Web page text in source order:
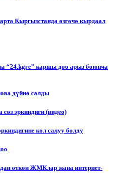
Кыргызстанда өзгөчө кырдаал
“24.kgге” каршы доо арыз боюнча
дүйнө салды
эркиндиги (видео)
кол салуу болду
өткөн ЖМКлар жана интернет-